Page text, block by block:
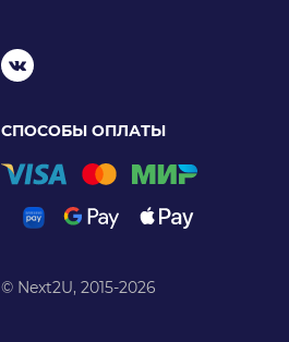
СПОСОБЫ ОПЛАТЫ
© Next2U, 2015-2026